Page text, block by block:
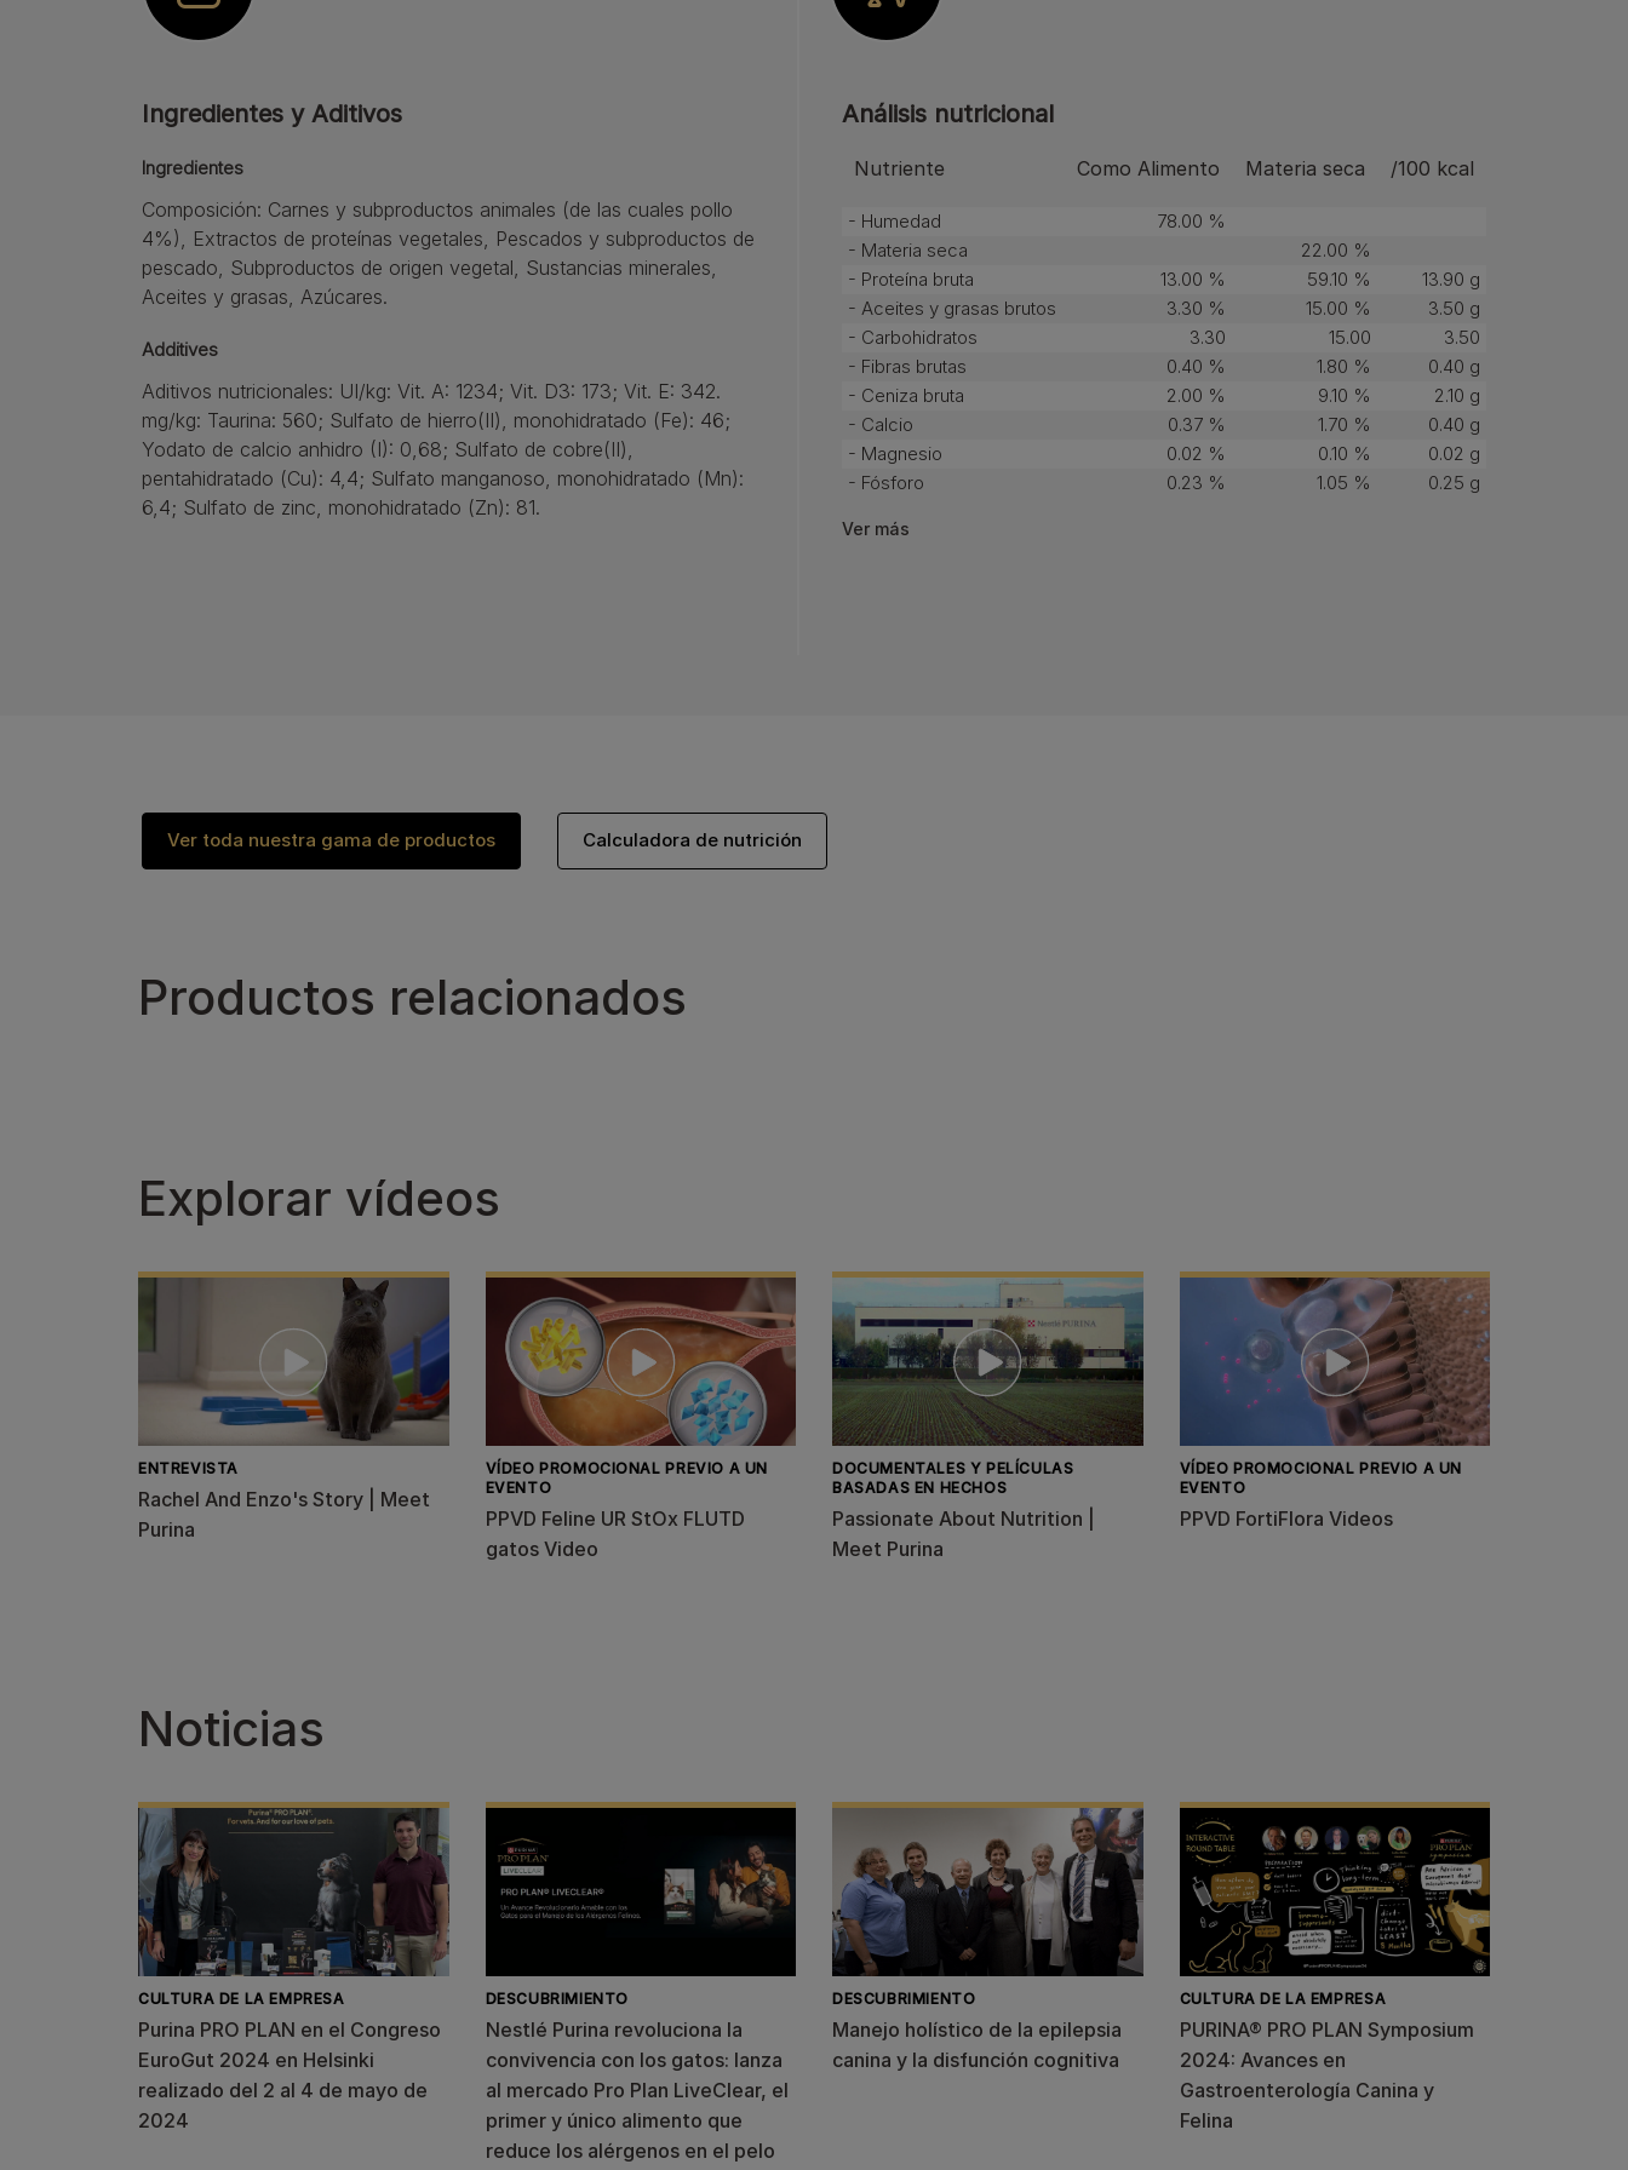
Ingredientes y Aditivos
Ingredientes
Composición: Carnes y subproductos animales (de las cuales pollo
4%), Extractos de proteínas vegetales, Pescados y subproductos de
pescado, Subproductos de origen vegetal, Sustancias minerales,
Aceites y grasas, Azúcares.
Additives
Aditivos nutricionales: UI/kg: Vit. A: 1234; Vit. D3: 173; Vit. E: 342.
mg/kg: Taurina: 560; Sulfato de hierro(II), monohidratado (Fe): 46;
Yodato de calcio anhidro (I): 0,68; Sulfato de cobre(II),
pentahidratado (Cu): 4,4; Sulfato manganoso, monohidratado (Mn):
6,4; Sulfato de zinc, monohidratado (Zn): 81.
Análisis nutricional
Nutriente Como Alimento Materia seca /100 kcal
- Humedad
78.00 %
- Materia seca
22.00 %
- Proteína bruta
13.00 % 59.10 %
13.90 g
- Aceites y grasas brutos
3.30 % 15.00 %
3.50 g
- Carbohidratos
3.30 15.00
3.50
- Fibras brutas
0.40 % 1.80 %
0.40 g
- Ceniza bruta
2.00 % 9.10 %
2.10 g
- Calcio
0.37 % 1.70 %
0.40 g
- Magnesio
0.02 % 0.10 %
0.02 g
- Fósforo
0.23 % 1.05 % 0.25 g
Ver más
Ver toda nuestra gama de productos Calculadora de nutrición
Productos relacionados
Explorar vídeos
ENTREVISTA
Rachel And Enzo's Story | Meet
Purina
VÍDEO PROMOCIONAL PREVIO A UN
EVENTO
PPVD Feline UR StOx FLUTD
gatos Video
DOCUMENTALES Y PELÍCULAS
BASADAS EN HECHOS
Passionate About Nutrition |
Meet Purina
VÍDEO PROMOCIONAL PREVIO A UN
EVENTO
PPVD FortiFlora Videos
Noticias
CULTURA DE LA EMPRESA
Purina PRO PLAN en el Congreso
EuroGut 2024 en Helsinki
realizado del 2 al 4 de mayo de
2024
DESCUBRIMIENTO
Nestlé Purina revoluciona la
convivencia con los gatos: lanza
al mercado Pro Plan LiveClear, el
primer y único alimento que
reduce los alérgenos en el pelo
DESCUBRIMIENTO
Manejo holístico de la epilepsia
canina y la disfunción cognitiva
CULTURA DE LA EMPRESA
PURINA® PRO PLAN Symposium
2024: Avances en
Gastroenterología Canina y
Felina